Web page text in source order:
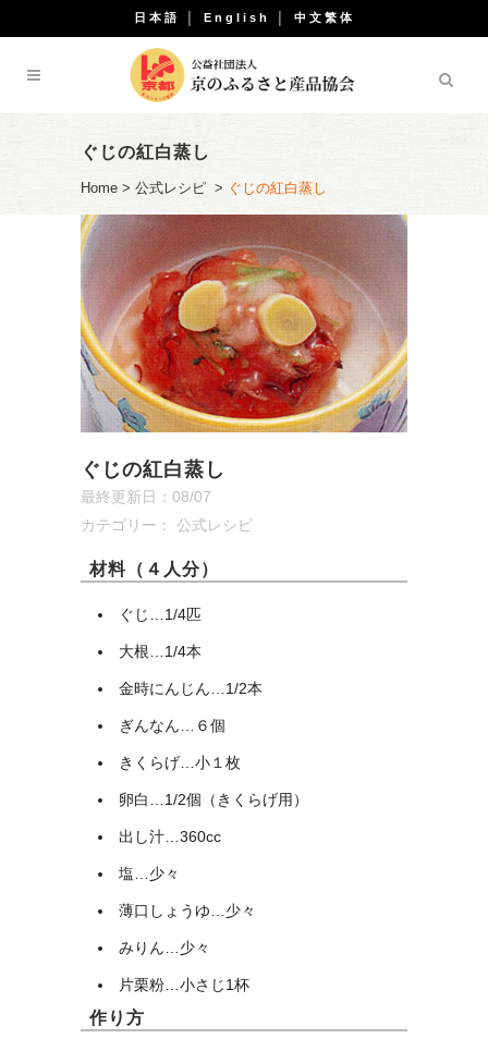
日本語 English 中文繁体
ぐじの紅白蒸し
Home > 公式レシピ > ぐじの紅白蒸し
ぐじの紅白蒸し
最終更新日：08/07
カテゴリー： 公式レシピ
材料（４人分）
ぐじ…1/4匹
大根…1/4本
金時にんじん…1/2本
ぎんなん…６個
きくらげ…小１枚
卵白…1/2個（きくらげ用）
出し汁…360cc
塩…少々
薄口しょうゆ…少々
みりん…少々
片栗粉…小さじ1杯
作り方